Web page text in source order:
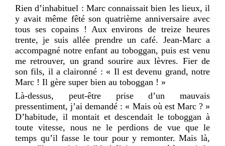
Rien d’inhabituel : Marc connaissait bien les lieux, il
y avait même fêté son quatrième anniversaire avec
tous ses copains ! Aux environs de treize heures
trente, je suis allée prendre un café. Jean-Marc a
accompagné notre enfant au toboggan, puis est venu
me retrouver, un grand sourire aux lèvres. Fier de
son fils, il a claironné : « Il est devenu grand, notre
Marc ! Il gère super bien au toboggan ! »
Là-dessus, peut-être prise d’un mauvais
pressentiment, j’ai demandé : « Mais où est Marc ? »
D’habitude, il montait et descendait le toboggan à
toute vitesse, nous ne le perdions de vue que le
temps qu’il fasse le tour pour y remonter. Mais là,